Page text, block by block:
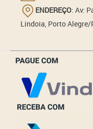
ENDEREÇO: Av:
Lindoia, Porto Alegre/